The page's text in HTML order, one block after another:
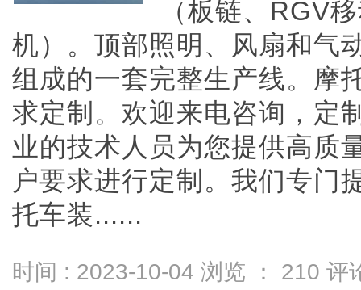
（板链、RGV
机）。顶部照明、风扇和气
组成的一套完整生产线。摩
求定制。欢迎来电咨询，定
业的技术人员为您提供高质
户要求进行定制。我们专门
托车装......
时间 : 2023-10-04 浏览 ： 210 评